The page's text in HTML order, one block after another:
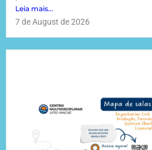
Leia mais...
7 de August de 2026